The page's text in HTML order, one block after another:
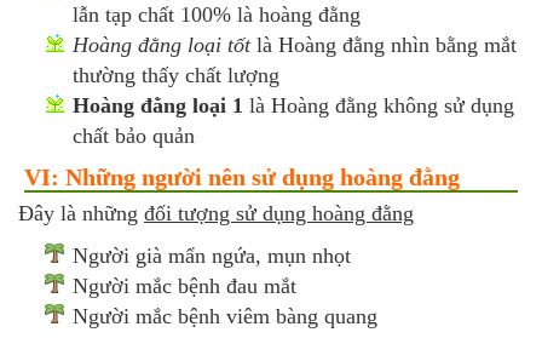
lẫn tạp chất 100% là hoàng đằng
Hoàng đằng loại tốtlà Hoàng đằng nhìn bằng mắt
thường thấy chất lượng
Hoàng đằng loại 1 là Hoàng đằng không sử dụng
chất bảo quản
VI: Những người nên sử dụng hoàng đằng
Đây là những đối tượng sử dụng hoàng đằng
Người già mẩn ngứa, mụn nhọt
Người mắc bệnh đau mắt
Người mắc bệnh viêm bàng quang